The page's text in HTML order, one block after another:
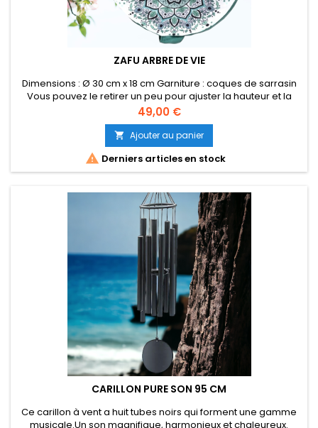
ZAFU ARBRE DE VIE
Dimensions : Ø 30 cm x 18 cm Garniture : coques de sarrasin
Vous pouvez le retirer un peu pour ajuster la hauteur et la
fermeté du coussin Couleur : vert et blanc Housse amovible
et lavable à 30º 100% coton Avec poignée pour un transport
facile
Prix
49,00 €
 Ajouter au panier
 Derniers articles en stock
CARILLON PURE SON 95 CM
Ce carillon à vent a huit tubes noirs qui forment une gamme
musicale.Un son magnifique, harmonieux et chaleureux.